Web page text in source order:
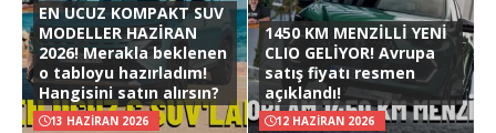
EN UCUZ KOMPAKT SUV
MODELLER HAZİRAN
2026! Merakla beklenen
o tabloyu hazırladım!
Hangisini satın alırsın?
13 HAZIRAN 2026
1450 KM MENZİLLİ YENİ
CLIO GELİYOR! Avrupa
satış fiyatı resmen
açıklandı!
12 HAZIRAN 2026